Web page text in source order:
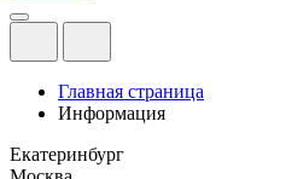
Главная страница
Информация
Екатеринбург